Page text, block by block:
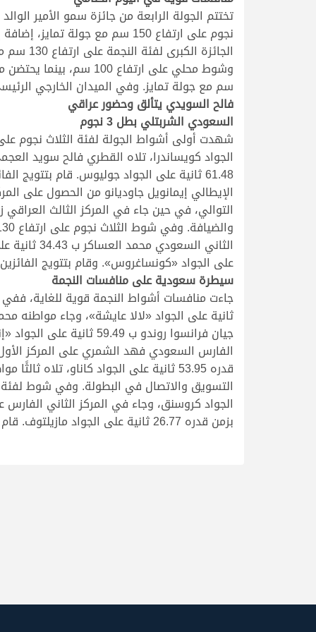
سم مع جولة تمايز. وفي الميدان الخارجي الرئيسي أيضًا، ستقام منافسات شوط 3 نجوم على
فالح السويدي يتألق وحضور عراقي
السعودي الشربتلي بطل 3 نجوم
على الجواد «كونساغروس». وقام بتتويج
سيطرة سعودية على منافسات النجمة
بزمن قدره 26.77 ثانية على الجواد مازيلتوف. قام بتتويج الفائزين السيد محمد السويدي، مدير الاسطبلات في البطولة.